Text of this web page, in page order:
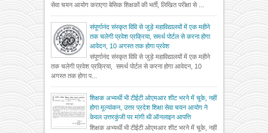
सेवा चयन आयोग कराएगा बेसिक शिक्षकों की भर्ती, लिखित परीक्षा से ...
संपूर्णानंद संस्कृत विवि से जुड़े महाविद्यालयों में एक महीने
तक चलेगी प्रवेश प्रक्रिया, समर्थ पोर्टल से करना होगा
आवेदन, 10 अगस्त तक होगा प्रवेश
संपूर्णानंद संस्कृत विवि से जुड़े महाविद्यालयों में एक महीने
तक चलेगी प्रवेश प्रक्रिया, समर्थ पोर्टल से करना होगा आवेदन, 10
अगस्त तक होगा प...
शिक्षक अभ्यर्थी भी टीईटी ओएमआर शीट भरने में चूके, नहीं
होगा मूल्यांकन, उत्तर प्रदेश शिक्षा सेवा चयन आयोग ने
केवल उत्तरकुंजी पर मांगी थी ऑनलाइन आपत्ति
शिक्षक अभ्यर्थी भी टीईटी ओएमआर शीट भरने में चूके, नहीं